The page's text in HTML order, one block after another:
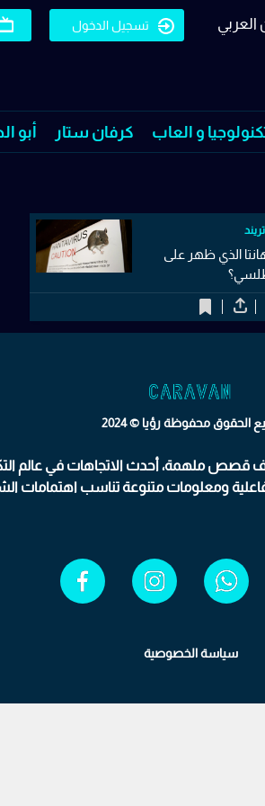
العربي تسجيل الدخول
و العاب كرفان ستار أبو
الذي ظهر على
الحقوق محفوظة رؤيا © 2024
ملهمة، أحدث الاتجاهات في عالم
تفاعلية ومعلومات متنوعة تناسب اهتمامات
سياسة الخصوصية